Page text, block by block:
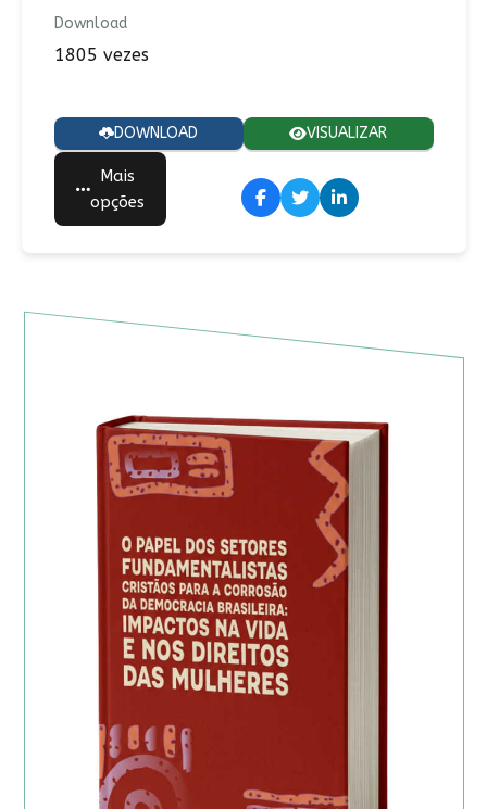
Download
1805 vezes
DOWNLOAD VISUALIZAR
Mais
opções